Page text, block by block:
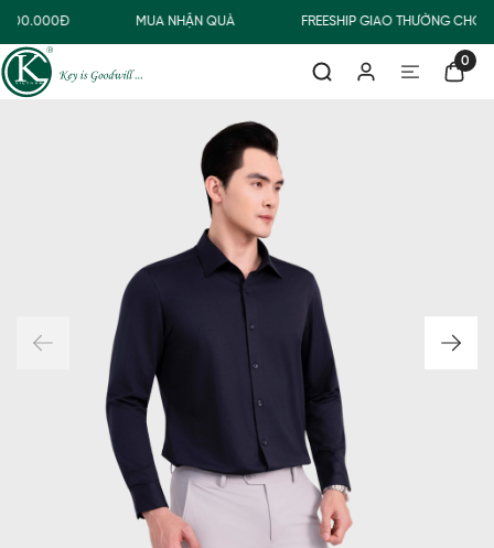
500.000Đ MUA NHẬN QUÀ FREESHIP GIAO THƯỜNG
0